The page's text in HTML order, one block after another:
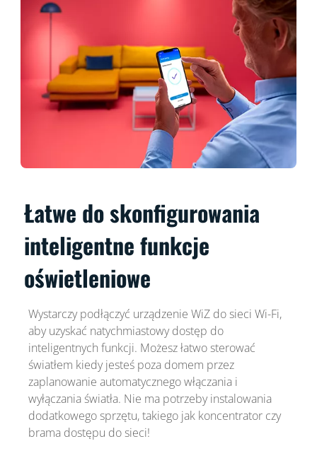
Łatwe do skonfigurowania
inteligentne funkcje
oświetleniowe
Wystarczy podłączyć urządzenie WiZ do sieci Wi-Fi,
aby uzyskać natychmiastowy dostęp do
inteligentnych funkcji. Możesz łatwo sterować
światłem kiedy jesteś poza domem przez
zaplanowanie automatycznego włączania i
wyłączania światła. Nie ma potrzeby instalowania
dodatkowego sprzętu, takiego jak koncentrator czy
brama dostępu do sieci!